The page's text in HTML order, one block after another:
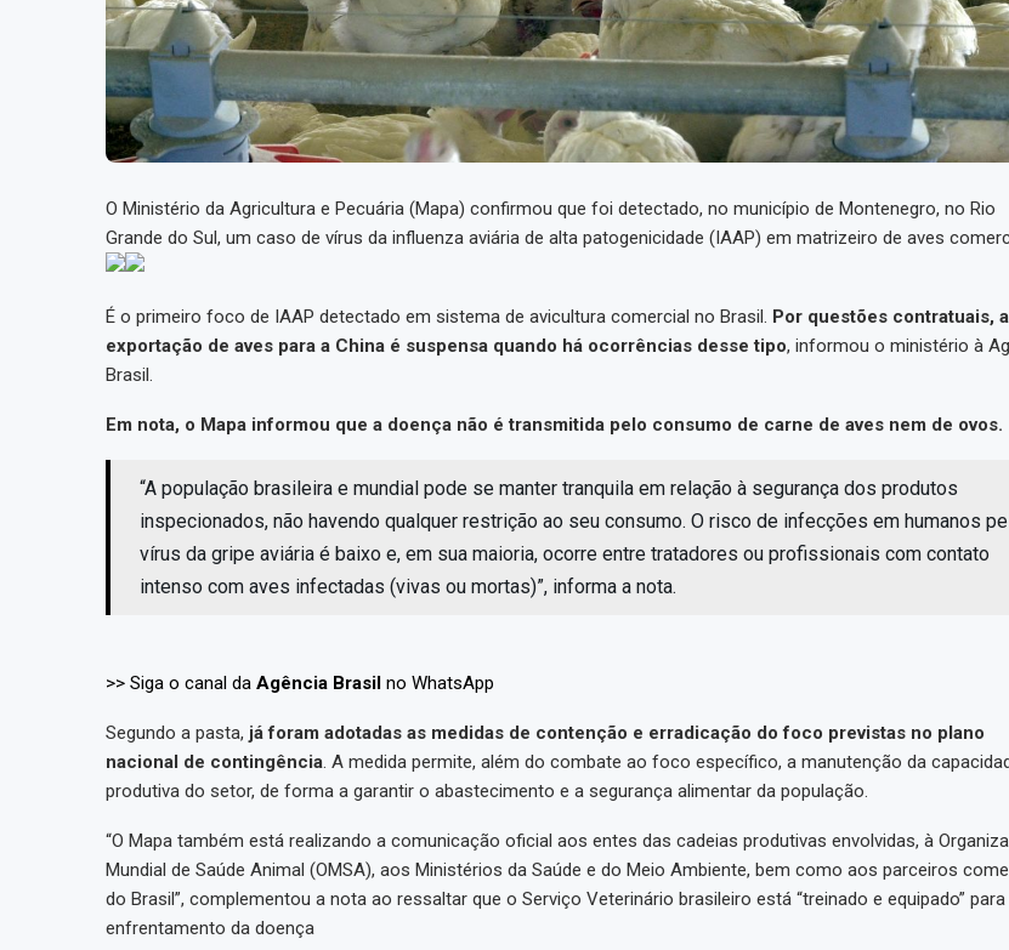
O Ministério da Agricultura e Pecuária (Mapa) confirmou que foi detectado, no município de Montenegro, no Rio
Grande do Sul, um caso de vírus da influenza aviária de alta patogenicidade (IAAP) em matrizeiro de aves
É o primeiro foco de IAAP detectado em sistema de avicultura comercial no Brasil. Por questões contratuais, a
exportação de aves para a China é suspensa quando há ocorrências desse tipo, informou o ministério à
Brasil.
Em nota, o Mapa informou que a doença não é transmitida pelo consumo de carne de aves nem de ovos.
“A população brasileira e mundial pode se manter tranquila em relação à segurança dos produtos
inspecionados, não havendo qualquer restrição ao seu consumo. O risco de infecções em humanos
vírus da gripe aviária é baixo e, em sua maioria, ocorre entre tratadores ou profissionais com contato
intenso com aves infectadas (vivas ou mortas)”, informa a nota.
>> Siga o canal da Agência Brasil no WhatsApp
Segundo a pasta, já foram adotadas as medidas de contenção e erradicação do foco previstas no plano
nacional de contingência. A medida permite, além do combate ao foco específico, a manutenção da
produtiva do setor, de forma a garantir o abastecimento e a segurança alimentar da população.
“O Mapa também está realizando a comunicação oficial aos entes das cadeias produtivas envolvidas, à
Mundial de Saúde Animal (OMSA), aos Ministérios da Saúde e do Meio Ambiente, bem como aos parceiros
do Brasil”, complementou a nota ao ressaltar que o Serviço Veterinário brasileiro está “treinado e equipado” para
enfrentamento da doença